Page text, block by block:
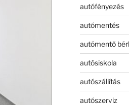
autófényezés
autómentés
autómentő
autósiskola
autószállítás
autószerviz